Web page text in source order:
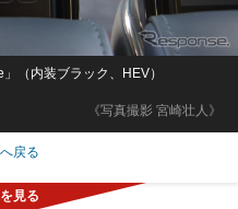
《写真撮影 宮崎壮人》
（内装ブラック、HEV）
戻る